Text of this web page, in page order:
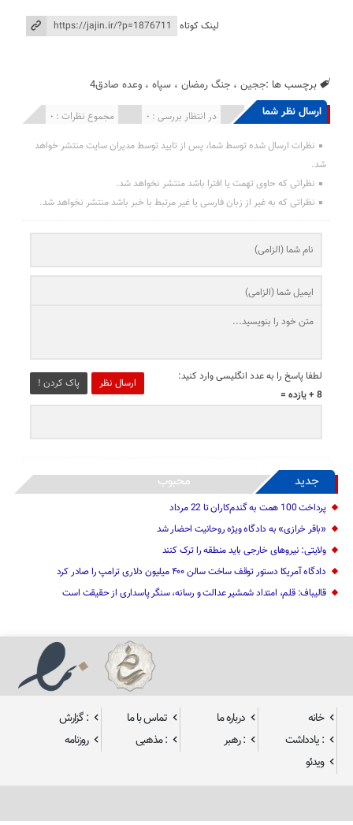
لینک کوتاه
برچسب ها :ججین ،جنگ رمضان ،سپاه ،وعده صادق4
ارسال نظر شما مجموع نظرات : 0 در انتظار بررسی : 0 انتشار یافته : 0
نظرات ارسال شده توسط شما، پس از تایید توسط مدیران سایت منتشر خواهد
شد.
نظراتی که حاوی تهمت یا افترا باشد منتشر نخواهد شد.
نظراتی که به غیر از زبان فارسی یا غیر مرتبط با خبر باشد منتشر نخواهد شد.
ارسال نظر پاک کردن !
لطفا پاسخ را به عدد انگلیسی وارد کنید:
8 + یازده =
جدید محبوب
پرداخت 100 همت به گندم‌کاران تا 22 مرداد
«باقر خرازی» به دادگاه ویژه روحانیت احضار شد
ولایتی: نیرو‌های خارجی باید منطقه را ترک کنند
دادگاه آمریکا دستور توقف ساخت سالن ۴۰۰ میلیون دلاری ترامپ را صادر کرد
قالیباف: قلم، امتداد شمشیر عدالت و رسانه، سنگر پاسداری از حقیقت است
خانه درباره ما تماس با ما
: گزارش
: یادداشت
: رهبر : مذهبی
روزنامه
ویدئو